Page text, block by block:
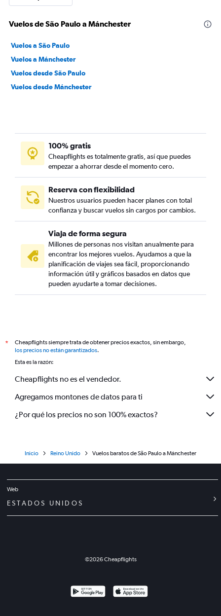
Vuelos de São Paulo a Mánchester
Vuelos a São Paulo
Vuelos a Mánchester
Vuelos desde São Paulo
Vuelos desde Mánchester
100% gratis
Cheapflights es totalmente gratis, así que puedes
empezar a ahorrar desde el momento cero.
Reserva con flexibilidad
Nuestros usuarios pueden hacer planes con total
confianza y buscar vuelos sin cargos por cambios.
Viaja de forma segura
Millones de personas nos visitan anualmente para
encontrar los mejores vuelos. Ayudamos a que la
planificación de viajes sea fácil, proporcionando
información útil y gráficos basados en datos que
pueden ayudarte a tomar decisiones.
*
Cheapflights siempre trata de obtener precios exactos, sin embargo,
los precios no están garantizados.
Esta es la razón:
Cheapflights no es el vendedor.
Agregamos montones de datos para ti
¿Por qué los precios no son 100% exactos?
Inicio Reino Unido Vuelos baratos de São Paulo a Mánchester
Web
ESTADOS UNIDOS
©2026Cheapflights